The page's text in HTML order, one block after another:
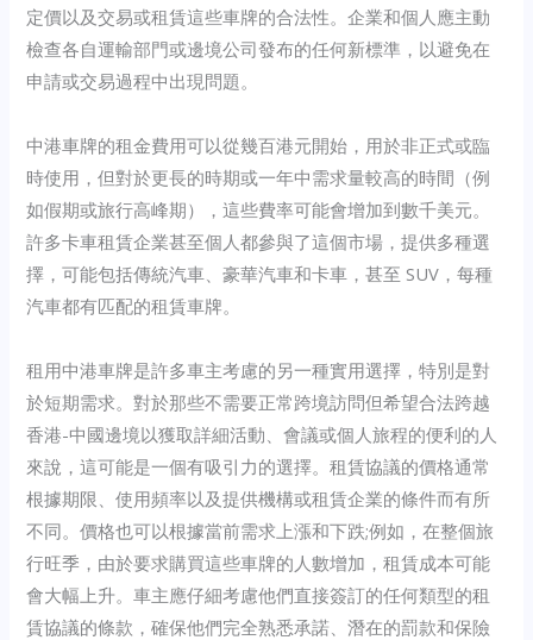
定價以及交易或租賃這些車牌的合法性。企業和個人應主動
檢查各自運輸部門或邊境公司發布的任何新標準，以避免在
申請或交易過程中出現問題。
中港車牌的租金費用可以從幾百港元開始，用於非正式或臨
時使用，但對於更長的時期或一年中需求量較高的時間（例
如假期或旅行高峰期），這些費率可能會增加到數千美元。
許多卡車租賃企業甚至個人都參與了這個市場，提供多種選
擇，可能包括傳統汽車、豪華汽車和卡車，甚至 SUV，每種
汽車都有匹配的租賃車牌。
租用中港車牌是許多車主考慮的另一種實用選擇，特別是對
於短期需求。對於那些不需要正常跨境訪問但希望合法跨越
香港-中國邊境以獲取詳細活動、會議或個人旅程的便利的人
來說，這可能是一個有吸引力的選擇。租賃協議的價格通常
根據期限、使用頻率以及提供機構或租賃企業的條件而有所
不同。價格也可以根據當前需求上漲和下跌;例如，在整個旅
行旺季，由於要求購買這些車牌的人數增加，租賃成本可能
會大幅上升。車主應仔細考慮他們直接簽訂的任何類型的租
賃協議的條款，確保他們完全熟悉承諾、潛在的罰款和保險